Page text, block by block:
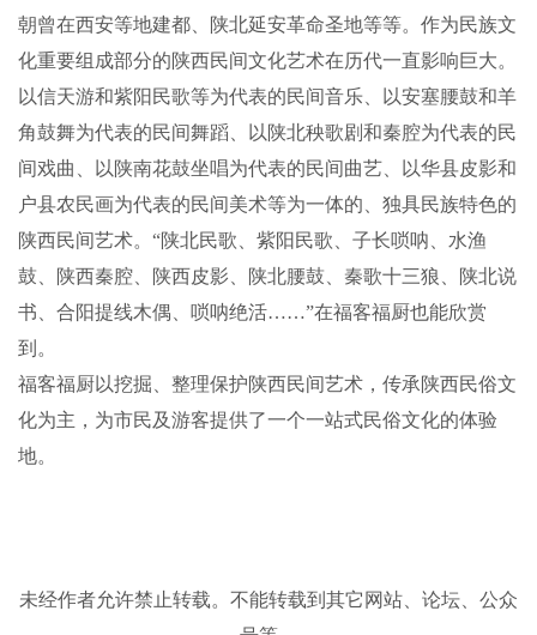
朝曾在西安等地建都、陕北延安革命圣地等等。作为民族文
化重要组成部分的陕西民间文化艺术在历代一直影响巨大。
以信天游和紫阳民歌等为代表的民间音乐、以安塞腰鼓和羊
角鼓舞为代表的民间舞蹈、以陕北秧歌剧和秦腔为代表的民
间戏曲、以陕南花鼓坐唱为代表的民间曲艺、以华县皮影和
户县农民画为代表的民间美术等为一体的、独具民族特色的
陕西民间艺术。“陕北民歌、紫阳民歌、子长唢呐、水渔
鼓、陕西秦腔、陕西皮影、陕北腰鼓、秦歌十三狼、陕北说
书、合阳提线木偶、唢呐绝活……”在福客福厨也能欣赏
到。
福客福厨以挖掘、整理保护陕西民间艺术，传承陕西民俗文
化为主，为市民及游客提供了一个一站式民俗文化的体验
地。
未经作者允许禁止转载。不能转载到其它网站、论坛、公众